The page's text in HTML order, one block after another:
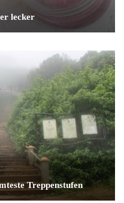
lecker
Treppenstufen